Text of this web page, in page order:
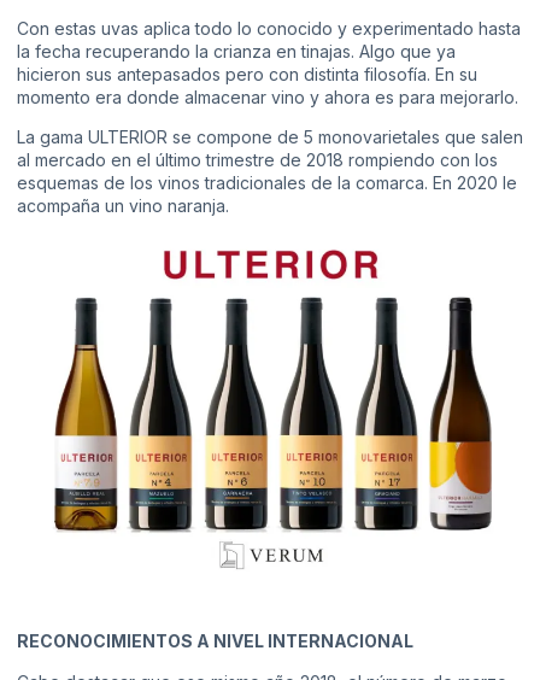
Con estas uvas aplica todo lo conocido y experimentado hasta
la fecha recuperando la crianza en tinajas. Algo que ya
hicieron sus antepasados pero con distinta filosofía. En su
momento era donde almacenar vino y ahora es para mejorarlo.
La gama ULTERIOR se compone de 5 monovarietales que salen
al mercado en el último trimestre de 2018 rompiendo con los
esquemas de los vinos tradicionales de la comarca. En 2020 le
acompaña un vino naranja.
RECONOCIMIENTOS A NIVEL INTERNACIONAL